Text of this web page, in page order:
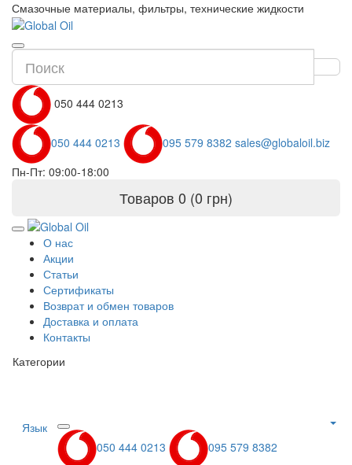
Смазочные материалы, фильтры, технические жидкости
050 444 0213
050 444 0213 095 579 8382 sales@globaloil.biz
Пн-Пт: 09:00-18:00
Товаров 0 (0 грн)
О нас
Акции
Статьи
Сертификаты
Возврат и обмен товаров
Доставка и оплата
Контакты
Категории
Язык
050 444 0213
095 579 8382